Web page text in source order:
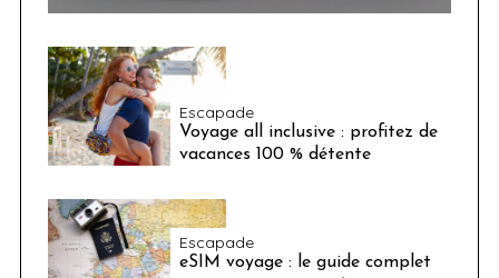
Escapade
Voyage all inclusive : profitez de
vacances 100 % détente
Escapade
eSIM voyage : le guide complet